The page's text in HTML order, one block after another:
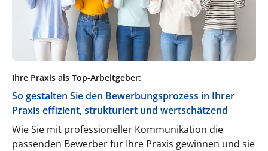
Ihre Praxis als Top-Arbeitgeber:
So gestalten Sie den Bewerbungsprozess in Ihrer
Praxis effizient, strukturiert und wertschätzend
Wie Sie mit professioneller Kommunikation die
passenden Bewerber für Ihre Praxis gewinnen und sie